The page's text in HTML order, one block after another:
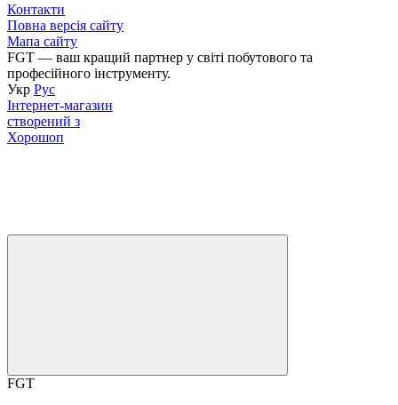
Контакти
Повна версія сайту
Мапа сайту
FGT — ваш кращий партнер у світі побутового та
професійного інструменту.
Укр Рус
Інтернет-магазин
створений з
Хорошоп
FGT